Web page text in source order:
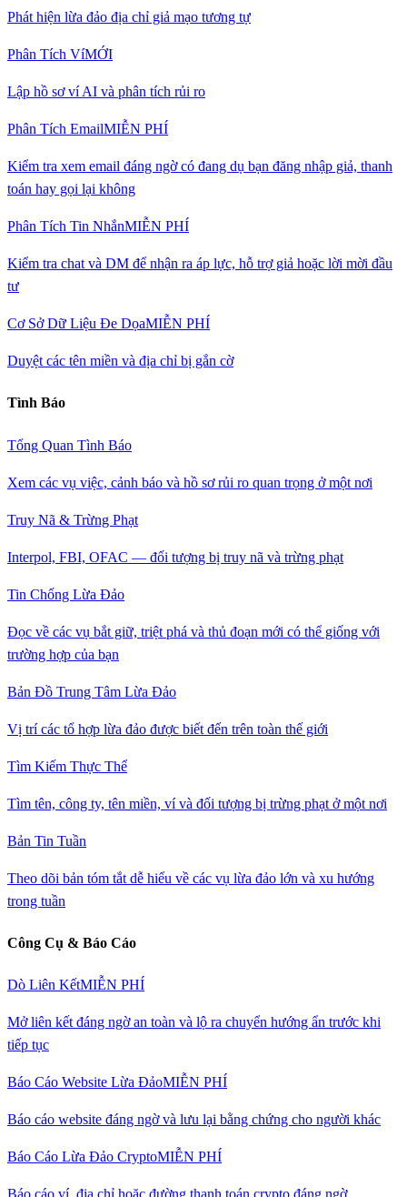
Phát hiện lừa đảo địa chỉ giả mạo tương tự
Phân Tích VíMỚI
Lập hồ sơ ví AI và phân tích rủi ro
Phân Tích EmailMIỄN PHÍ
Kiểm tra xem email đáng ngờ có đang dụ bạn đăng nhập giả, thanh
toán hay gọi lại không
Phân Tích Tin NhắnMIỄN PHÍ
Kiểm tra chat và DM để nhận ra áp lực, hỗ trợ giả hoặc lời mời đầu
tư
Cơ Sở Dữ Liệu Đe DọaMIỄN PHÍ
Duyệt các tên miền và địa chỉ bị gắn cờ
Tình Báo
Tổng Quan Tình Báo
Xem các vụ việc, cảnh báo và hồ sơ rủi ro quan trọng ở một nơi
Truy Nã & Trừng Phạt
Interpol, FBI, OFAC — đối tượng bị truy nã và trừng phạt
Tin Chống Lừa Đảo
Đọc về các vụ bắt giữ, triệt phá và thủ đoạn mới có thể giống với
trường hợp của bạn
Bản Đồ Trung Tâm Lừa Đảo
Vị trí các tổ hợp lừa đảo được biết đến trên toàn thế giới
Tìm Kiếm Thực Thể
Tìm tên, công ty, tên miền, ví và đối tượng bị trừng phạt ở một nơi
Bản Tin Tuần
Theo dõi bản tóm tắt dễ hiểu về các vụ lừa đảo lớn và xu hướng
trong tuần
Công Cụ & Báo Cáo
Dò Liên KếtMIỄN PHÍ
Mở liên kết đáng ngờ an toàn và lộ ra chuyển hướng ẩn trước khi
tiếp tục
Báo Cáo Website Lừa ĐảoMIỄN PHÍ
Báo cáo website đáng ngờ và lưu lại bằng chứng cho người khác
Báo Cáo Lừa Đảo CryptoMIỄN PHÍ